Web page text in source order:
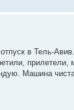
в Тель-
Машина